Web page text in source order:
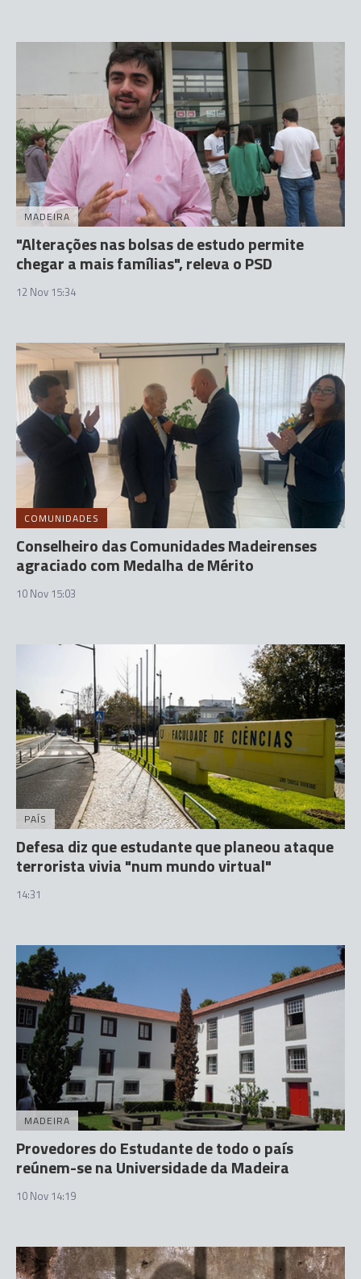
MADEIRA
"Alterações nas bolsas de estudo permite
chegar a mais famílias", releva o PSD
12 Nov 15:34
COMUNIDADES
Conselheiro das Comunidades Madeirenses
agraciado com Medalha de Mérito
10 Nov 15:03
PAÍS
Defesa diz que estudante que planeou ataque
terrorista vivia "num mundo virtual"
14:31
MADEIRA
Provedores do Estudante de todo o país
reúnem-se na Universidade da Madeira
10 Nov 14:19